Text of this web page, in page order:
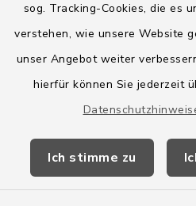
sog. Tracking-Cookies, die es
verstehen, wie unsere Website
unser Angebot weiter
hierfür können Sie jederzeit
Ich stimme zu
Quicklinks
Amt Boostedt-Rickling
Amtsbroschüre
Wege-Zweckverband